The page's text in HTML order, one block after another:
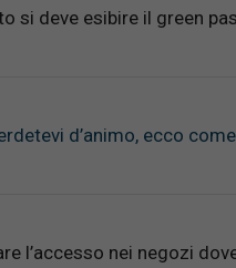
si deve esibire il green
d’animo, ecco
l’accesso nei negozi